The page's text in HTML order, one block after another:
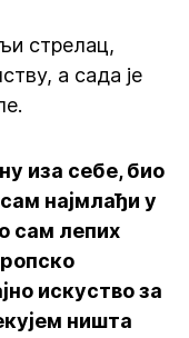
стрелац,
а сада је
иза себе, био
најмлађи у
сам лепих
искуство за
ништа